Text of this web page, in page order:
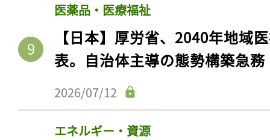
医薬品・医療福祉
【日本】厚労省、2040年地域
表。自治体主導の態勢構築急務
2026/07/12
エネルギー・資源